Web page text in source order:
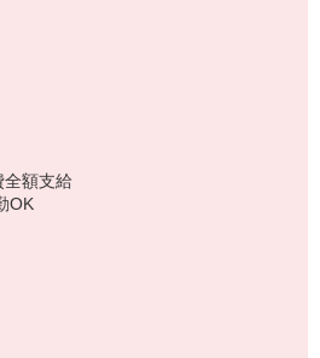
額支給
OK